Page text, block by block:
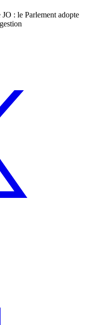
: le Parlement adopte